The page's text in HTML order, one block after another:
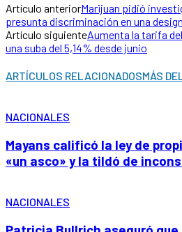
Artículo anteriorMarijuan pidió
presunta discriminación en una
Artículo siguienteAumenta la tarifa
una suba del 5,14% desde junio
ARTÍCULOS RELACIONADOSMÁS
NACIONALES
Mayans calificó la ley de
«un asco» y la tildó de
NACIONALES